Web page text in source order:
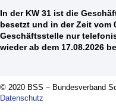
In der KW 31 ist die
besetzt und in der Zeit vom
Geschäftsstelle nur
wieder ab dem 17.08.2026
© 2020 BSS – Bundesverband
Datenschutz